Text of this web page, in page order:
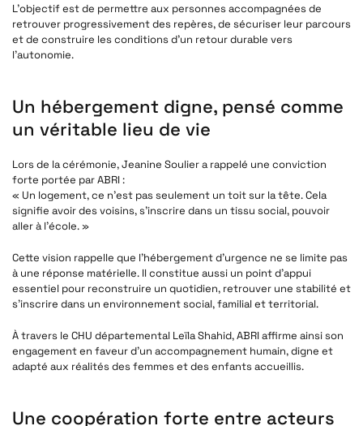
L’objectif est de permettre aux personnes accompagnées de
retrouver progressivement des repères, de sécuriser leur parcours
et de construire les conditions d’un retour durable vers
l’autonomie.
Un hébergement digne, pensé comme
un véritable lieu de vie
Lors de la cérémonie, Jeanine Soulier a rappelé une conviction
forte portée par ABRI :
« Un logement, ce n’est pas seulement un toit sur la tête. Cela
signifie avoir des voisins, s’inscrire dans un tissu social, pouvoir
aller à l’école. »
Cette vision rappelle que l’hébergement d’urgence ne se limite pas
à une réponse matérielle. Il constitue aussi un point d’appui
essentiel pour reconstruire un quotidien, retrouver une stabilité et
s’inscrire dans un environnement social, familial et territorial.
À travers le CHU départemental Leïla Shahid, ABRI affirme ainsi son
engagement en faveur d’un accompagnement humain, digne et
adapté aux réalités des femmes et des enfants accueillis.
Une coopération forte entre acteurs